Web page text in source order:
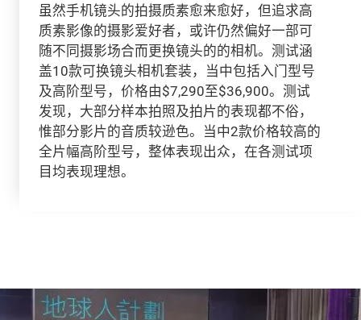
虽然手机镜头的拍摄质素愈来愈好，但追求高
质素影像的摄影爱好者，或许仍然偏好一部可
随不同摄影场合而更换镜头的的相机。测试涵
盖10款可换镜头相机套装，当中包括入门型号
及高阶型号，价格由$7,290至$36,900。测试
发现，大部分样本拍照及拍片的表现都不俗，
惟部分影片的音质较逊色。当中2款价格较高的
全片幅高阶型号，整体表现出众，在各测试项
目均表现理想。